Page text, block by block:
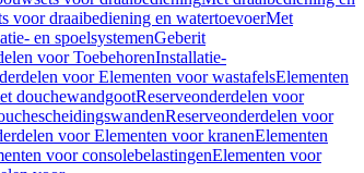
voor draaibediening en watertoevoerMet
en spoelsystemenGeberit
voor ToebehorenInstallatie-
voor Elementen voor wastafelsElementen
douchewandgootReserveonderdelen voor
Reserveonderdelen voor
voor Elementen voor kranenElementen
voor consolebelastingenElementen voor